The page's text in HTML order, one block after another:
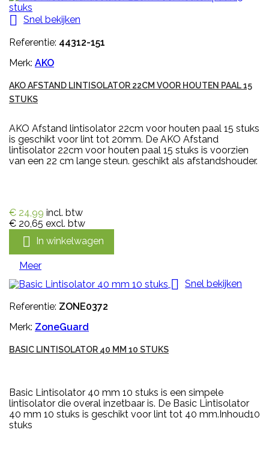
 Snel bekijken
Referentie: 44312-151
Merk: AKO
AKO AFSTAND LINTISOLATOR 22CM VOOR HOUTEN PAAL 15
STUKS
AKO Afstand lintisolator 22cm voor houten paal 15 stuks
is geschikt voor lint tot 20mm. De AKO Afstand
lintisolator 22cm voor houten paal 15 stuks is voorzien
van een 22 cm lange steun. geschikt als afstandshouder.
€ 24,99 incl. btw
€ 20,65 excl. btw
 In winkelwagen
Meer
 Snel bekijken
Referentie: ZONE0372
Merk: ZoneGuard
BASIC LINTISOLATOR 40 MM 10 STUKS
Basic Lintisolator 40 mm 10 stuks is een simpele
lintisolator die overal inzetbaar is. De Basic Lintisolator
40 mm 10 stuks is geschikt voor lint tot 40 mm.Inhoud10
stuks